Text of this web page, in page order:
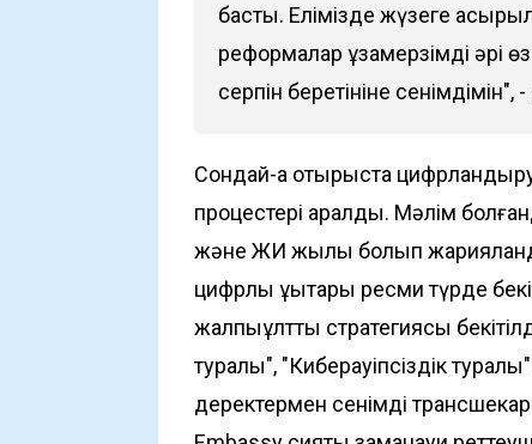
басты. Елімізде жүзеге
реформалар ұзақмерзімді әрі
серпін беретініне сенімдімін",
Сондай-ақ отырыста
процестері қаралды. Мәлім
және ЖИ жылы болып
цифрлық құқықтары ресми түрде
жалпыұлттық стратегиясы
туралы", "Киберқауіпсіздік
деректермен сенімді